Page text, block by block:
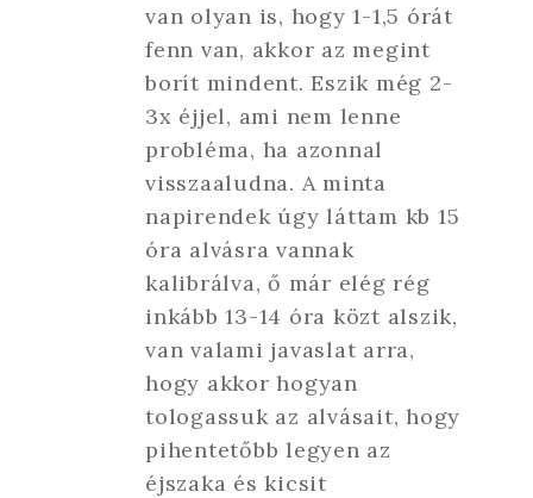
van olyan is, hogy 1-1,5 órát
fenn van, akkor az megint
borít mindent. Eszik még 2-
3x éjjel, ami nem lenne
probléma, ha azonnal
visszaaludna. A minta
napirendek úgy láttam kb 15
óra alvásra vannak
kalibrálva, ő már elég rég
inkább 13-14 óra közt alszik,
van valami javaslat arra,
hogy akkor hogyan
tologassuk az alvásait, hogy
pihentetőbb legyen az
éjszaka és kicsit